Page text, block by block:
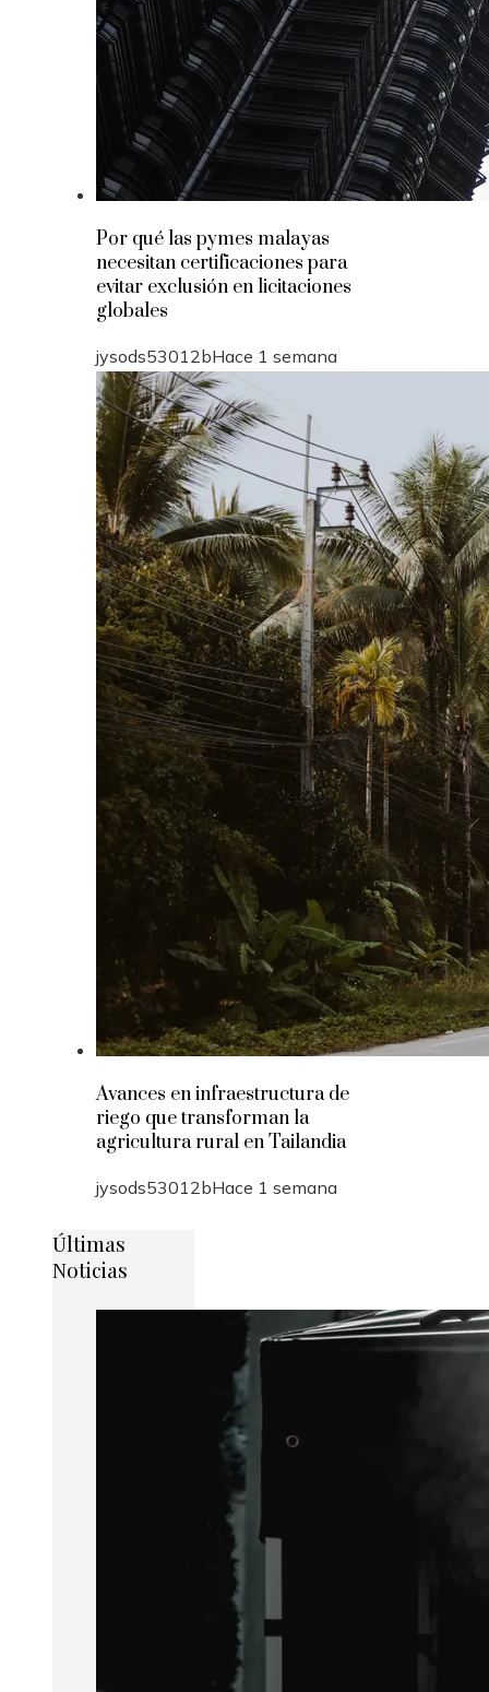
Por qué las pymes malayas
necesitan certificaciones para
evitar exclusión en licitaciones
globales
jysods53012bHace 1 semana
Avances en infraestructura de
riego que transforman la
agricultura rural en Tailandia
jysods53012bHace 1 semana
Últimas
Noticias